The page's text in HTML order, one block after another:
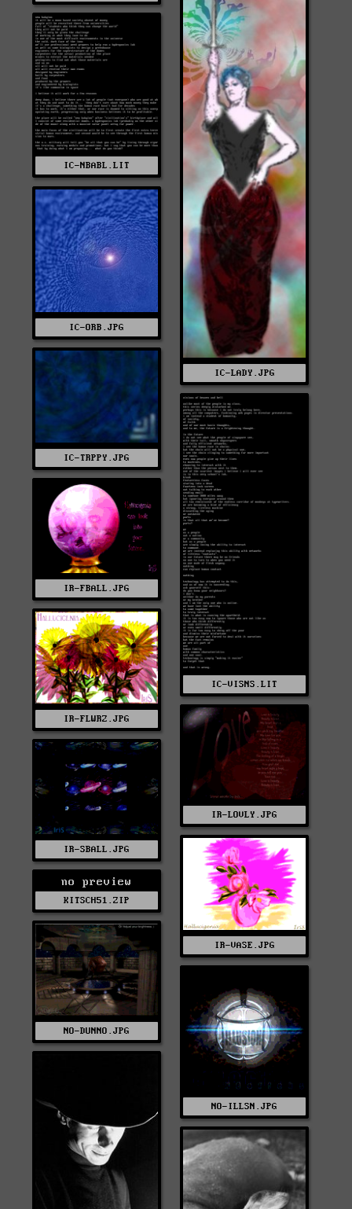
IC-LADY.JPG
IC-NBABL.LIT
IC-ORB.JPG
IC-TRPPY.JPG
IC-VISNS.LIT
IR-FBALL.JPG
IR-FLWRZ.JPG
IR-LOVLY.JPG
IR-SBALL.JPG
IR-VASE.JPG
no preview
KITSCH51.ZIP
NO-DUNNO.JPG
NO-ILLSN.JPG